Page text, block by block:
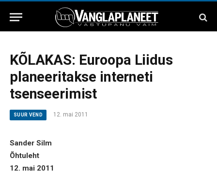
KÕLAKAS: Euroopa Liidus
planeeritakse interneti
tsenseerimist
SUUR VEND 12. mai 2011
Sander Silm
Õhtuleht
12. mai 2011